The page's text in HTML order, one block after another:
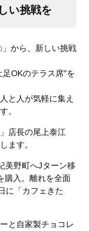
い挑戦を
」から、新しい挑戦
OKのテラス席”を
と人が気軽に集え
。
店長の尾上泰江
ます。
美野町へJターン移
購入。離れを全面
に「カフェきた
と自家製チョコレ